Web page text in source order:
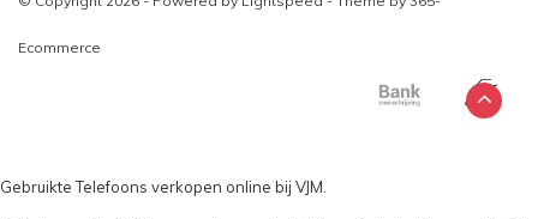
Ecommerce
Gebruikte Telefoons verkopen online bij VJM.